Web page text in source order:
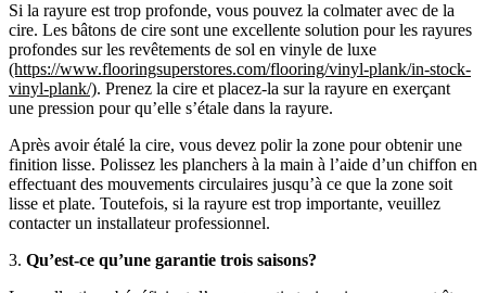
Si la rayure est trop profonde, vous pouvez la colmater avec de la
cire. Les bâtons de cire sont une excellente solution pour les rayures
profondes sur les revêtements de sol en vinyle de luxe
(https://www.flooringsuperstores.com/flooring/vinyl-plank/in-stock-
vinyl-plank/). Prenez la cire et placez-la sur la rayure en exerçant
une pression pour qu’elle s’étale dans la rayure.
Après avoir étalé la cire, vous devez polir la zone pour obtenir une
finition lisse. Polissez les planchers à la main à l’aide d’un chiffon en
effectuant des mouvements circulaires jusqu’à ce que la zone soit
lisse et plate. Toutefois, si la rayure est trop importante, veuillez
contacter un installateur professionnel.
3. Qu’est-ce qu’une garantie trois saisons?